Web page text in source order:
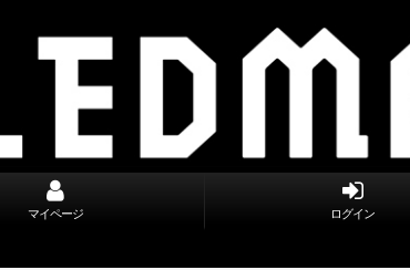
マイページ ログイン